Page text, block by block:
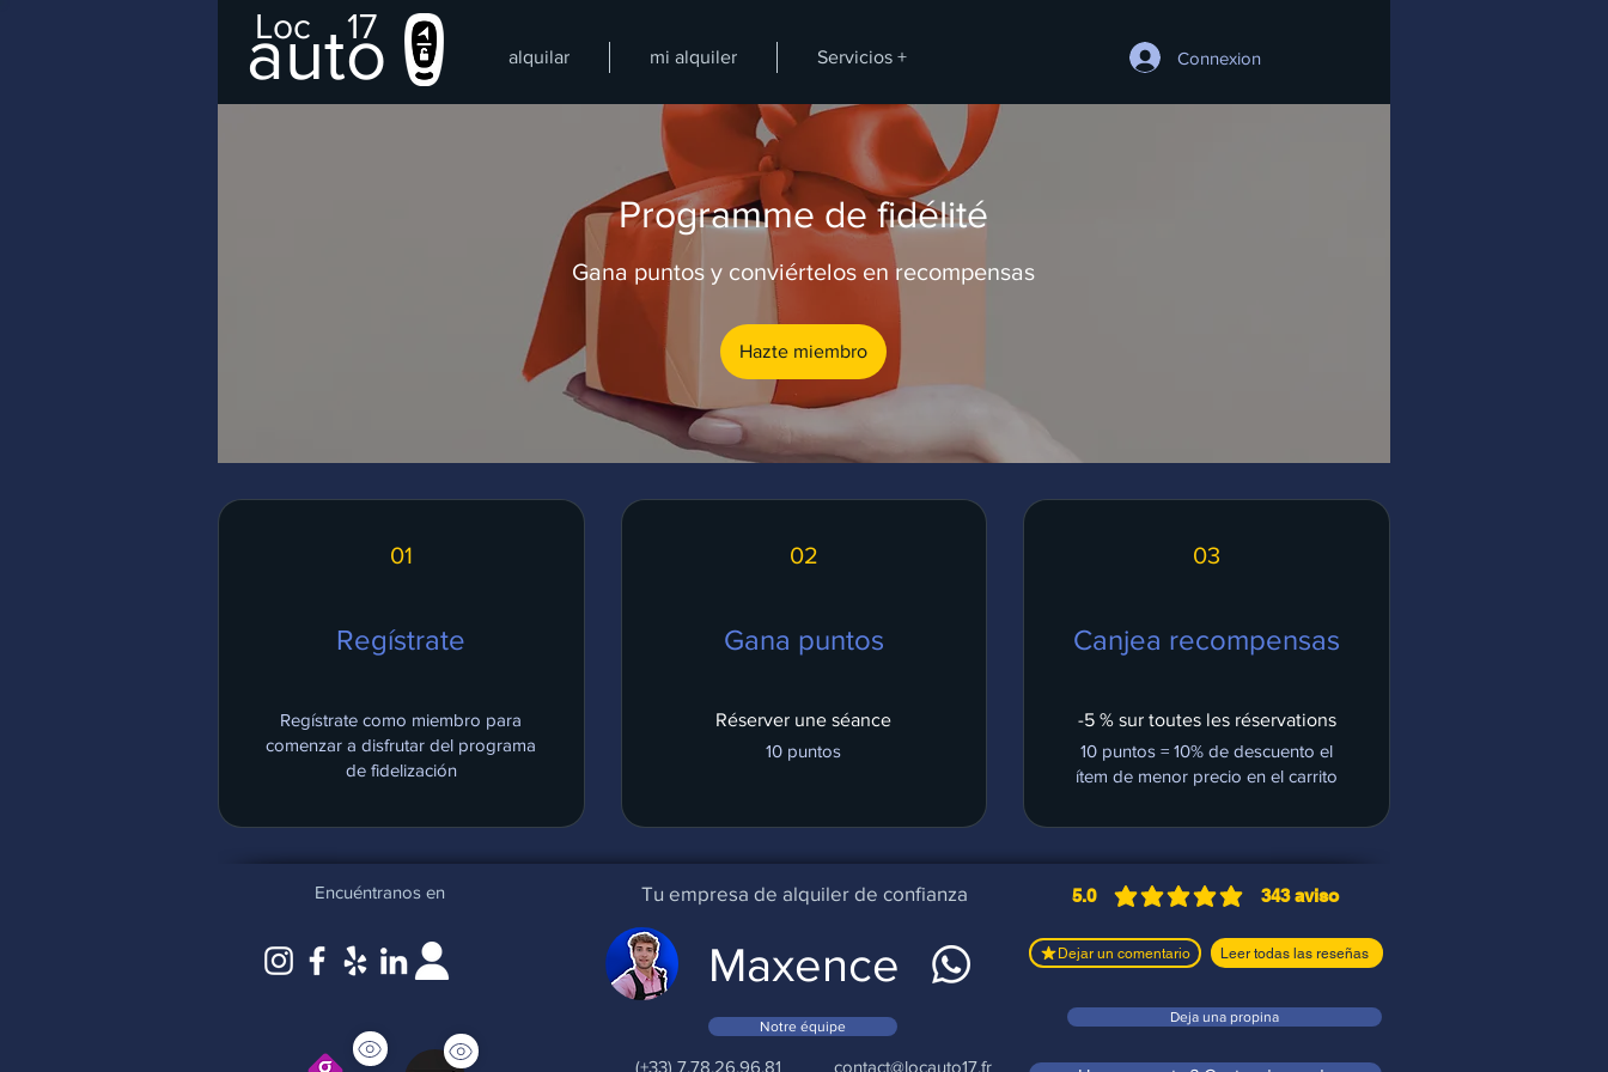
Loc 17
auto alquilar mi alquiler Servicios + Connexion
Programme de fidélité
Gana puntos y conviértelos en recompensas
Hazte miembro
01
Regístrate
Regístrate como miembro para
comenzar a disfrutar del programa
de fidelización
02
Gana puntos
Réserver une séance
10 puntos
03
Canjea recompensas
-5 % sur toutes les réservations
10 puntos = 10% de descuento el
ítem de menor precio en el carrito
Encuéntranos en Tu empresa de alquiler de confianza
Maxence
Notre équipe
(+33) 7.78.26.96.81 contact@locauto17.fr
5.0 343 aviso
la calificación promedio es 5 de 5, basada en
Dejar un comentario Leer todas las reseñas
Deja una propina